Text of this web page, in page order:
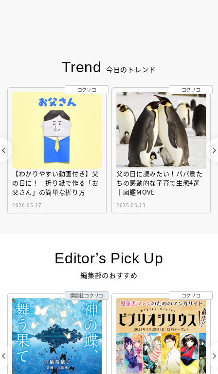
Trend 今日のトレンド
【わかりやすい動画付き】父
の日に！ 折り紙で作る「お
父さん」の簡単な折り方
2026.05.17
コクリコ
父の日に読みたい！パパ鳥た
ちの感動的な子育て生態4選
｜図鑑MOVE
2025.06.13
コクリコ
Editor’s Pick Up
編集部のおすすめ
講談社コクリコ コクリコ